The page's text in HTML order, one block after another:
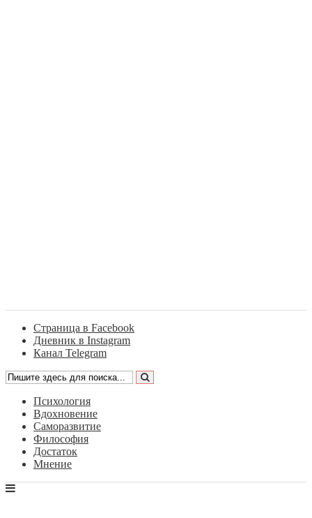
Страница в Facebook
Дневник в Instagram
Канал Telegram
Психология
Вдохновение
Саморазвитие
Философия
Достаток
Мнение